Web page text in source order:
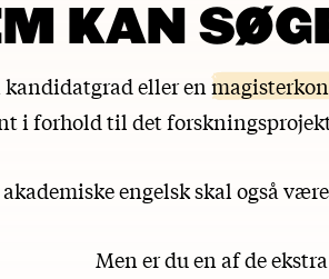
KAN
kandidatgrad eller en
i forhold til det
engelsk skal også
Men er du en af de